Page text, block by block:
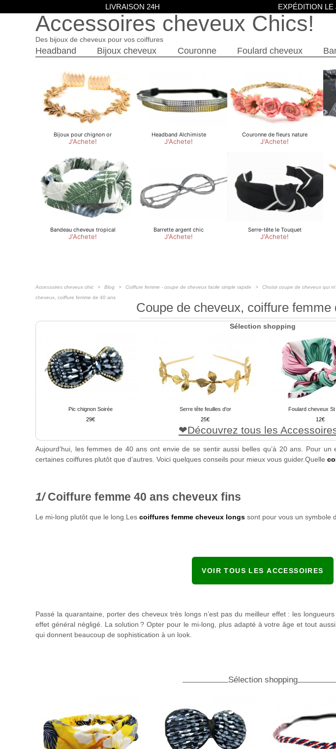
Accessoires cheveux Chics
Des bijoux de cheveux pour vos coiffures
Headband Bijoux cheveux Couronne Foulard cheveux
Accessoires cheveux chic Blog Coiffure femme - coupe de cheveux facile simple rapide Choisir coupe de cheveux qui
cheveux, coiffure femme de 40 ans
Coupe de cheveux, coiffure femme
Sélection shopping
Pic chignon Soirée
29
Serre tête feuilles d'or
25
Foulard cheveux St
12
Découvrez tous les
Aujourd’hui, les femmes de 40 ans ont envie de se sentir aussi belles qu’à 20 ans. Pour
certaines coiffures plutôt que d’autres. Voici quelques conseils pour mieux vous guider.Quelle
Coiffure femme 40 ans cheveux fins
Le mi-long plutôt que le long.Les coiffures femme cheveux longs sont pour vous un symbole
VOIR TOUS LES ACCESSOIRES
Passé la quarantaine, porter des cheveux très longs n’est pas du meilleur effet : les
effet général négligé. La solution ? Opter pour le mi-long, plus adapté à votre âge et tout
qui donnent beaucoup de sophistication à un look.
Sélection shopping
LIVRAISON 24H EXPÉDITION